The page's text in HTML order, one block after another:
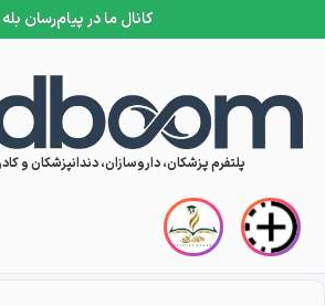
کانال ما در پیام‌رسان بله
Skip to content
پلتفرم پزشکان، داروسازان، دندانپزشکان و